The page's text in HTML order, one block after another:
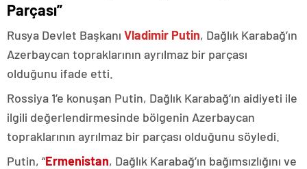
Parçası”
Rusya Devlet Başkanı Vladimir Putin, Dağlık Karabağ’ın
Azerbaycan topraklarının ayrılmaz bir parçası
olduğunu ifade etti.
Rossiya 1’e konuşan Putin, Dağlık Karabağ’ın aidiyeti ile
ilgili değerlendirmesinde bölgenin Azerbaycan
topraklarının ayrılmaz bir parçası olduğunu söyledi.
Putin, “Ermenistan, Dağlık Karabağ’ın bağımsızlığını ve